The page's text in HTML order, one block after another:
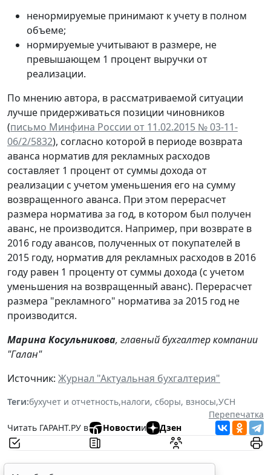
ненормируемые принимают к учету в полном
объеме;
нормируемые учитывают в размере, не
превышающем 1 процент выручки от
реализации.
По мнению автора, в рассматриваемой ситуации
лучше придерживаться позиции чиновников
(письмо Минфина России от 11.02.2015 № 03-11-
06/2/5832), согласно которой в периоде возврата
аванса норматив для рекламных расходов
составляет 1 процент от суммы дохода от
реализации с учетом уменьшения его на сумму
возвращенного аванса. При этом перерасчет
размера норматива за год, в котором был получен
аванс, не производится. Например, при возврате в
2016 году авансов, полученных от покупателей в
2015 году, норматив для рекламных расходов в 2016
году равен 1 проценту от суммы дохода (с учетом
уменьшения на возвращенный аванс). Перерасчет
размера "рекламного" норматива за 2015 год не
производится.
Марина Косульникова, главный бухгалтер компании
"Галан"
Источник: Журнал "Актуальная бухгалтерия"
Теги:бухучет и отчетность,налоги, сборы, взносы,УСН
Перепечатка
Читать ГАРАНТ.РУ в
Новостии Дзен